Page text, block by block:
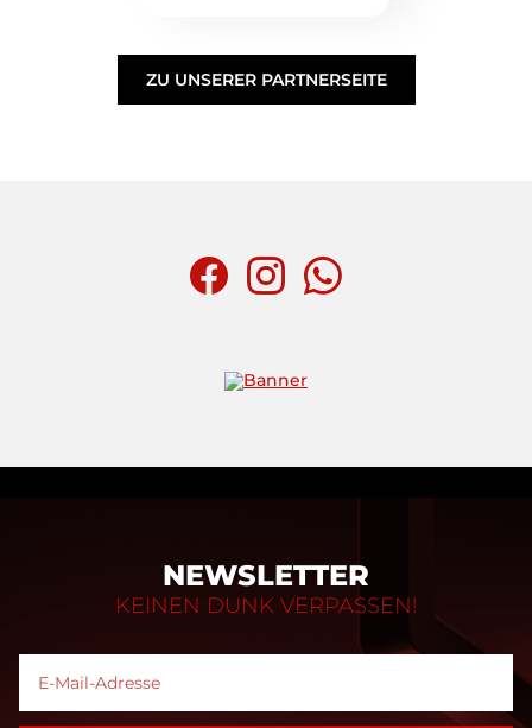
ZU UNSERER PARTNERSEITE
NEWSLETTER
KEINEN DUNK VERPASSEN!